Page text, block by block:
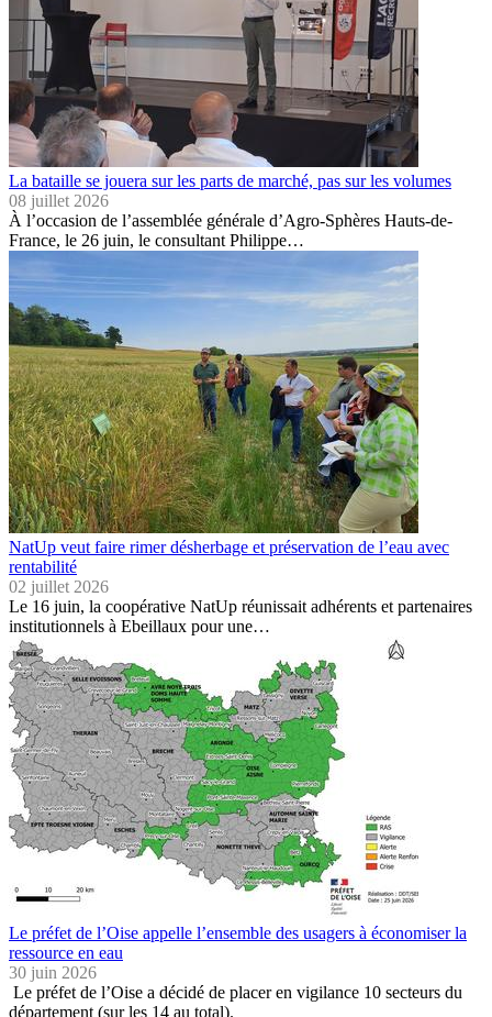
La bataille se jouera sur les parts de marché, pas sur les volumes
08 juillet 2026
À l’occasion de l’assemblée générale d’Agro-Sphères Hauts-de-
France, le 26 juin, le consultant Philippe…
NatUp veut faire rimer désherbage et préservation de l’eau avec
rentabilité
02 juillet 2026
Le 16 juin, la coopérative NatUp réunissait adhérents et partenaires
institutionnels à Ebeillaux pour une…
Le préfet de l’Oise appelle l’ensemble des usagers à économiser la
ressource en eau
30 juin 2026
Le préfet de l’Oise a décidé de placer en vigilance 10 secteurs du
département (sur les 14 au total).